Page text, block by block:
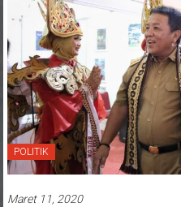
POLITIK
Maret 11, 2020